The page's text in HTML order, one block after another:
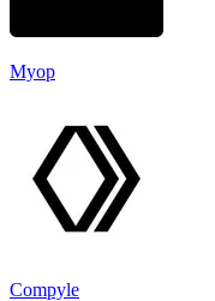
Myop
Compyle